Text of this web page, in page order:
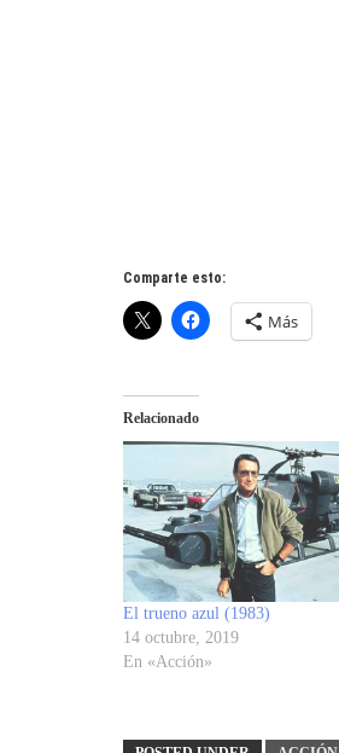
Comparte esto:
Más
Relacionado
El trueno azul (1983)
14 octubre, 2019
En «Acción»